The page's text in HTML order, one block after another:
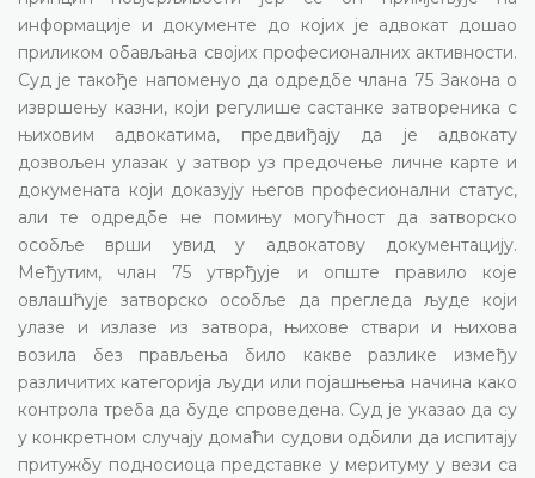
информације и документе до којих је адвокат дошао
приликом обављања својих професионалних активности.
Суд је такође напоменуо да одредбе члана 75 Закона о
извршењу казни, који регулише састанке затвореника с
њиховим адвокатима, предвиђају да је адвокату
дозвољен улазак у затвор уз предочење личне карте и
докумената који доказују његов професионални статус,
али те одредбе не помињу могућност да затворско
особље врши увид у адвокатову документацију.
Међутим, члан 75 утврђује и опште правило које
овлашћује затворско особље да прегледа људе који
улазе и излазе из затвора, њихове ствари и њихова
возила без прављења било какве разлике између
различитих категорија људи или појашњења начина како
контрола треба да буде спроведена. Суд је указао да су
у конкретном случају домаћи судови одбили да испитају
притужбу подносиоца представке у меритуму у вези са